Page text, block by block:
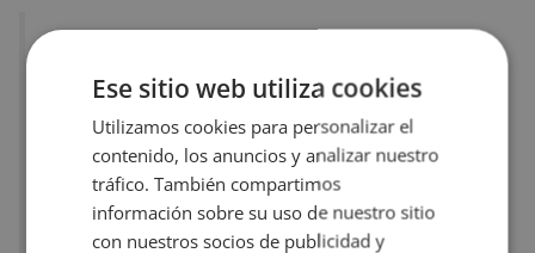
para cambiar la conducta de las
personas, ofrece una base para las
actividades sociales y motiva al individuo
a interactuar estimulando la
comunicación verbal y no verbal
Ese sitio web utiliza cookies
Utilizamos cookies para personalizar el
contenido, los anuncios y analizar nuestro
tráfico. También compartimos
información sobre su uso de nuestro sitio
con nuestros socios de publicidad y